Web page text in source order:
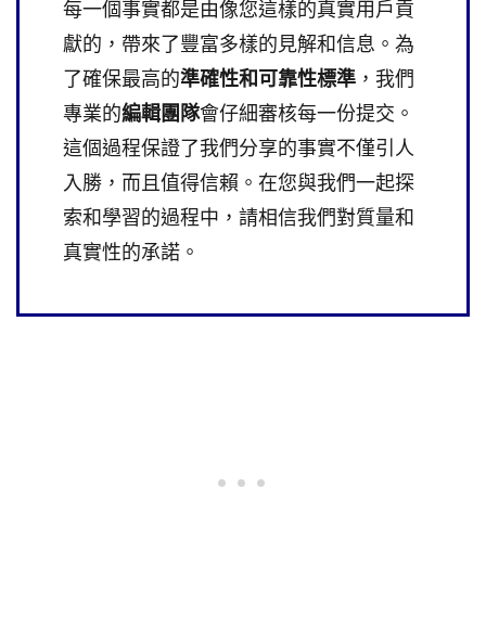
每一個事實都是由像您這樣的真實用戶貢
獻的，帶來了豐富多樣的見解和信息。為
了確保最高的準確性和可靠性標準 ，我們
專業的編輯團隊會仔細審核每一份提交。
這個過程保證了我們分享的事實不僅引人
入勝，而且值得信賴。在您與我們一起探
索和學習的過程中，請相信我們對質量和
真實性的承諾。